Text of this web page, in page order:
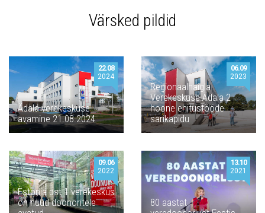
Värsked pildid
Ädala verekeskuse
avamine 21.08.2024
22.08
2024
Regionaalhaigla
Verekeskuse Ädala 2
hoone ehitustööde
sarikapidu
06.09
2023
Estonia pst 1 verekeskus
on nüüd doonoritele
09.06
2022
80 aastat
13.10
2021